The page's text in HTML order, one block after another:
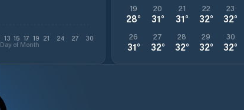
13 15 17 19 21 24 27 30
Day of Month
19
28°
20
31°
21
31°
22
32°
23
32°
26
31°
27
32°
28
32°
29
32°
30
32°